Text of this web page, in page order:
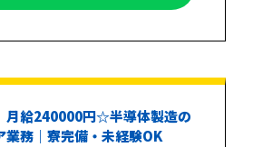
月給240000円☆半導体製造の
業務｜寮完備・未経験OK